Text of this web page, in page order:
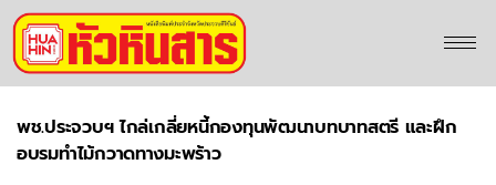
พช.ประจวบฯ ไกล่เกลี่ยหนี้กองทุนพัฒนาบทบาทสตรี และฝึก
อบรมทำไม้กวาดทางมะพร้าว